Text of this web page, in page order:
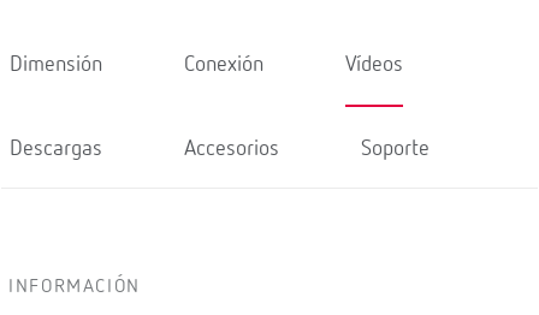
Dimensión Conexión Vídeos
Descargas Accesorios Soporte
INFORMACIÓN